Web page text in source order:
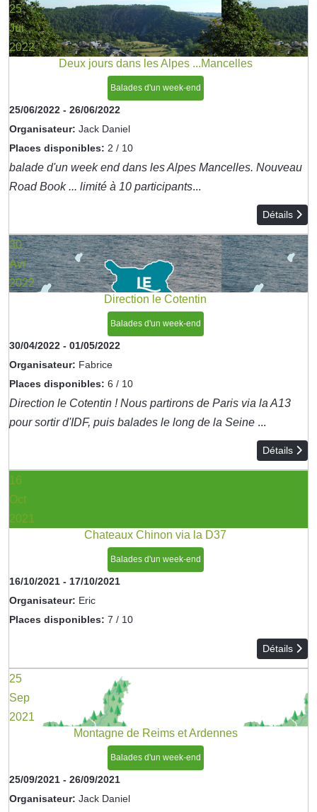
25
Jui
2022
Deux jours dans les Alpes ...Mancelles
Balades d'un week-end
25/06/2022 - 26/06/2022
Organisateur: Jack Daniel
Places disponibles: 2 / 10
balade d'un week end dans les Alpes Mancelles. Nouveau
Road Book ... limité à 10 participants...
Détails
30
Avr
2022
Direction le Cotentin
Balades d'un week-end
30/04/2022 - 01/05/2022
Organisateur: Fabrice
Places disponibles: 6 / 10
Direction le Cotentin ! Nous partirons de Paris via la A13
pour sortir d'IDF, puis balades le long de la Seine ...
Détails
16
Oct
2021
Chateaux Chinon via la D37
Balades d'un week-end
16/10/2021 - 17/10/2021
Organisateur: Eric
Places disponibles: 7 / 10
Détails
25
Sep
2021
Montagne de Reims et Ardennes
Balades d'un week-end
25/09/2021 - 26/09/2021
Organisateur: Jack Daniel